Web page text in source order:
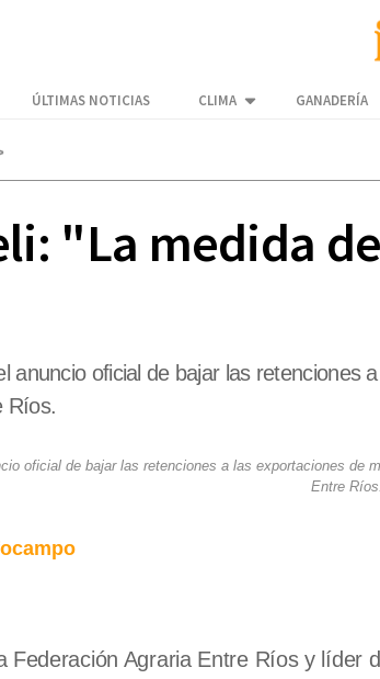
ÚLTIMAS NOTICIAS CLIMA GANADERÍA
"La medida
anuncio oficial de bajar las
Ríos.
oficial de bajar las retenciones a las exportaciones de
Entre Ríos.
Federación Agraria Entre Ríos y líder